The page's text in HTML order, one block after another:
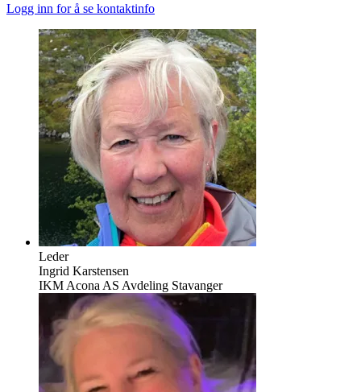
Logg inn for å se kontaktinfo
Leder
Ingrid Karstensen
IKM Acona AS Avdeling Stavanger